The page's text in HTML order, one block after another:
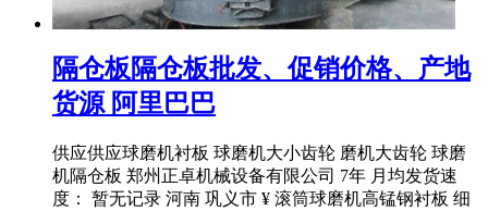
隔仓板隔仓板批发、促销价格、产地
货源 阿里巴巴
供应供应球磨机衬板 球磨机大小齿轮 磨机大齿轮 球磨
机隔仓板 郑州正卓机械设备有限公司 7年 月均发货速
度： 暂无记录 河南 巩义市 ¥ 滚筒球磨机高锰钢衬板 细